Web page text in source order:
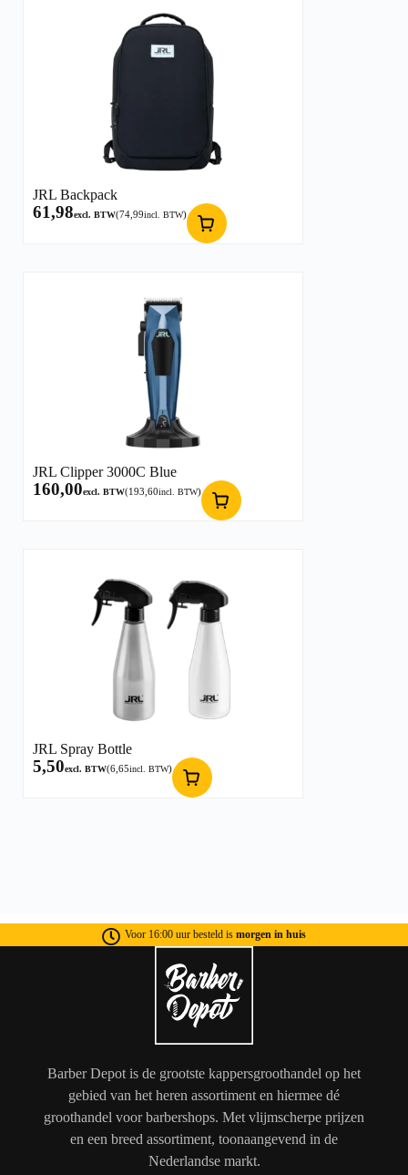
JRL Backpack
61,98excl. BTW(74,99incl. BTW)
JRL Clipper 3000C Blue
160,00excl. BTW(193,60incl. BTW)
JRL Spray Bottle
5,50excl. BTW(6,65incl. BTW)
Voor 16:00 uur besteld is morgen in huis
Barber Depot is de grootste kappersgroothandel op het
gebied van het heren assortiment en hiermee dé
groothandel voor barbershops. Met vlijmscherpe prijzen
en een breed assortiment, toonaangevend in de
Nederlandse markt.